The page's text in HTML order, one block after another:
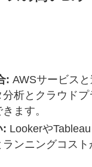
: AWSサービス
分析とクラウド
ます。
: Lookerや
ランニングコス